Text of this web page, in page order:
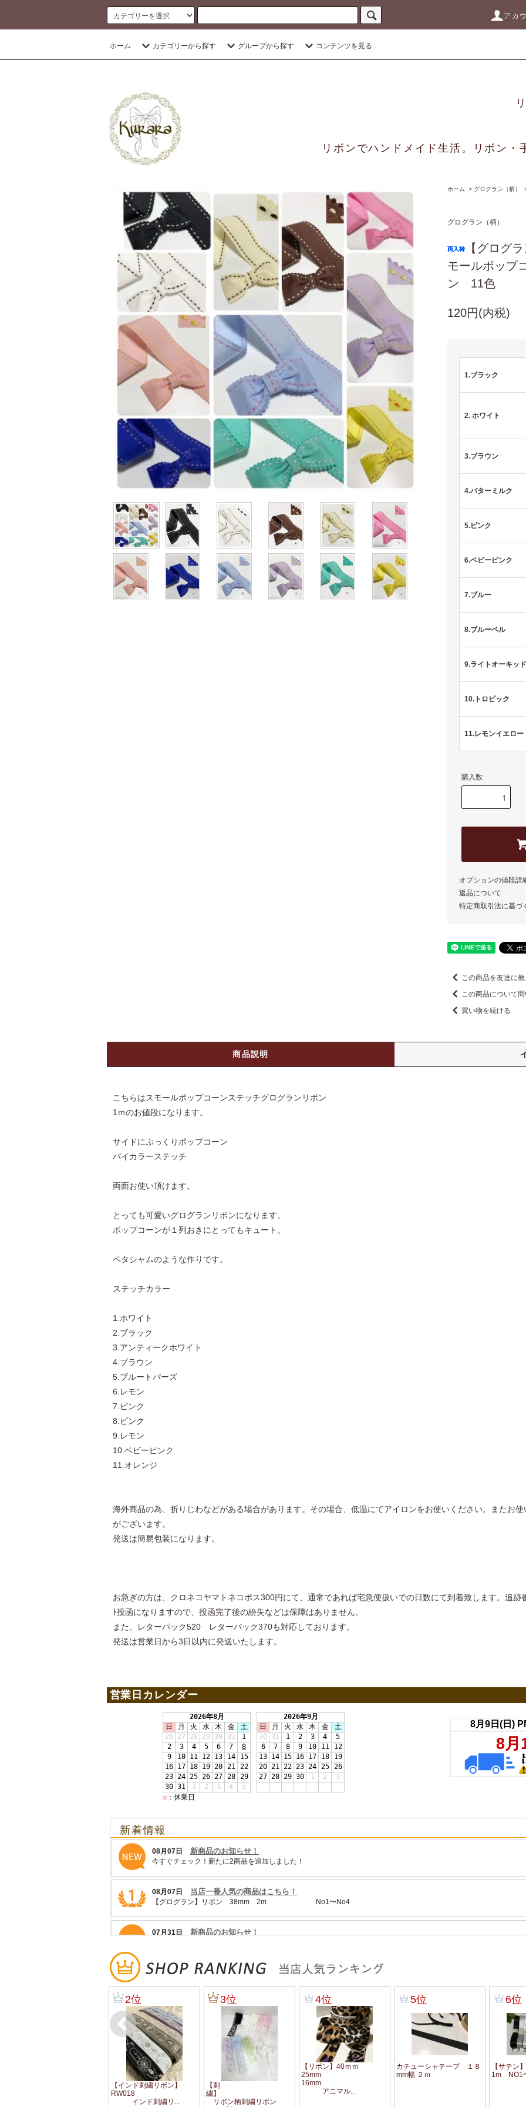
アカ
ホーム カテゴリーから探す グループから探す コンテンツを見る
リボンでハンドメイド生活。リボン
ホーム > グログラン（柄）
グログラン（柄）
【グロ
モールポップ
ン 11色
120円(内税)
1.ブラック
2. ホワイト
3.ブラウン
4.バターミルク
5.ピンク
6.ベビーピンク
7.ブルー
8.ブルーベル
9.ライトオーキッド
10.トロピック
11.レモンイエロー
購入数
オプションの値段詳
返品について
特定商取引法に基づ
この商品を友達に
この商品について
買い物を続ける
商品説明
こちらはスモールポップコーンステッチグログランリボン
1ｍのお値段になります。
サイドにぷっくりポップコーン
バイカラーステッチ
両面お使い頂けます。
とっても可愛いグログランリボンになります。
ポップコーンが１列おきにとってもキュート。
ペタシャムのような作りです。
ステッチカラー
1.ホワイト
2.ブラック
3.アンティークホワイト
4.ブラウン
5.ブルートパーズ
6.レモン
7.ピンク
8.ピンク
9.レモン
10.ベビーピンク
11.オレンジ
海外商品の為、折りじわなどがある場合があります。その場合、低温にてアイロンをお使いください。またお
がございます。
発送は簡易包装になります。
お急ぎの方は、クロネコヤマトネコポス300円にて、通常であれば宅急便扱いでの日数にて到着致します。追
ﾄ投函になりますので、投函完了後の紛失などは保障はありません。
また、レターパック520 レターパック370も対応しております。
発送は営業日から3日以内に発送いたします。
営業日カレンダー